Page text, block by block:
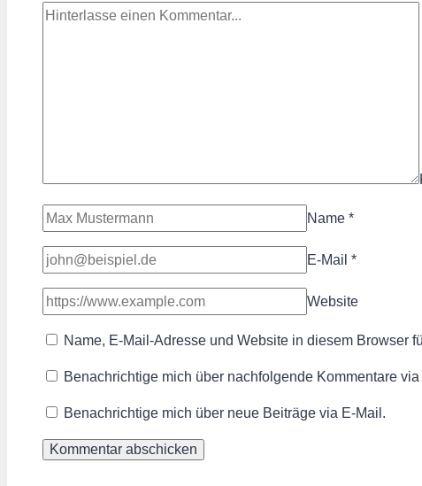
Name *
E-Mail *
Website
Name, E-Mail-Adresse und Website in diesem Browser
Benachrichtige mich über nachfolgende Kommentare via
Benachrichtige mich über neue Beiträge via E-Mail.